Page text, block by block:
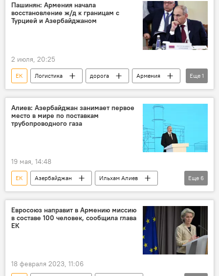
Пашинян: Армения начала
восстановление ж/д к границам с
Турцией и Азербайджаном
2 июля, 20:25
ЕК Логистика дорога
Армения
Еврокомиссия
Еще 1
Алиев: Азербайджан занимает первое
место в мире по поставкам
трубопроводного газа
19 мая, 14:48
ЕК Азербайджан
Ильхам Алиев
Газ
Южный газовый коридор
Поставки газа
Еще 6
Евросоюз направит в Армению миссию
в составе 100 человек, сообщила глава
ЕК
18 февраля 2023, 11:06